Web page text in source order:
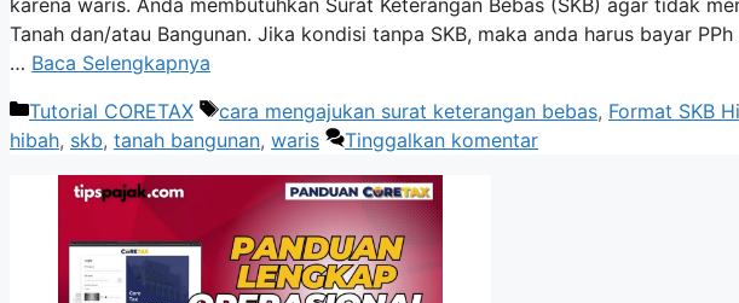
Tanah dan/atau Bangunan. Jika kondisi tanpa SKB, maka anda harus bayar
… Baca Selengkapnya
Kategori
Tutorial CORETAX Tag
cara mengajukan surat keterangan bebas, Format SKB
hibah, skb, tanah bangunan, waris Tinggalkan komentar